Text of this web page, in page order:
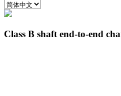
Class B shaft end-to-end